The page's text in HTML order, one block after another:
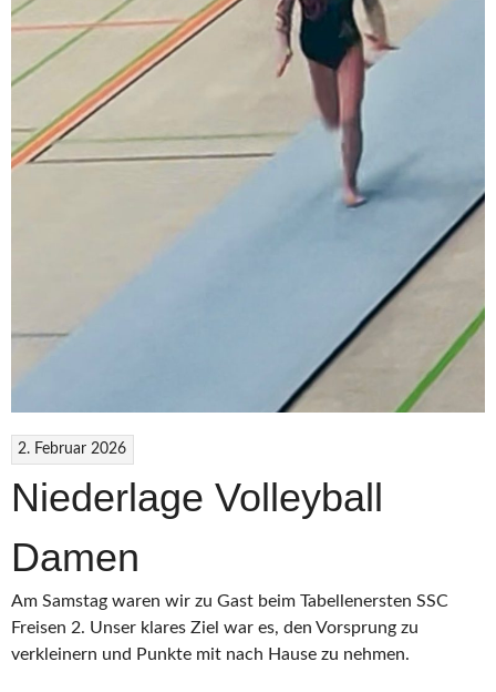
2. Februar 2026
Niederlage Volleyball
Damen
Am Samstag waren wir zu Gast beim Tabellenersten SSC
Freisen 2. Unser klares Ziel war es, den Vorsprung zu
verkleinern und Punkte mit nach Hause zu nehmen.